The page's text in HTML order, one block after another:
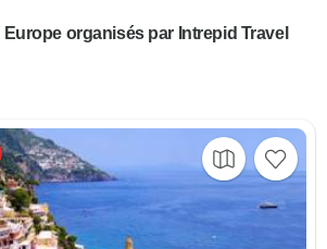
organisés par Intrepid Travel